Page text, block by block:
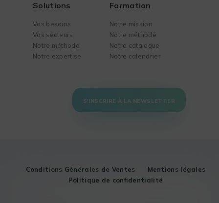
Solutions
Vos besoins
Vos secteurs
Notre méthode
Notre expertise
Formation
Notre mission
Notre méthode
Notre catalogue
Notre calendrier
S'INSCRIRE À LA NEWSLETTER
Conditions Générales de Ventes
Mentions légales
Politique de confidentialité